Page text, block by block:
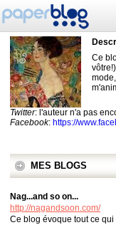
Ce
Twitter: l'auteur n'a pas
Facebook: https://
MES BLOGS
Nag...and so on...
http://nagandsoon.com/
Ce blog évoque tout ce